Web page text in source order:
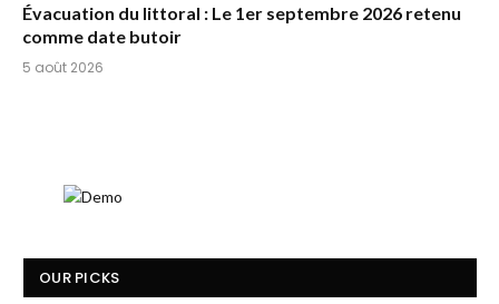
Évacuation du littoral : Le 1er septembre 2026 retenu
comme date butoir
5 août 2026
OUR PICKS